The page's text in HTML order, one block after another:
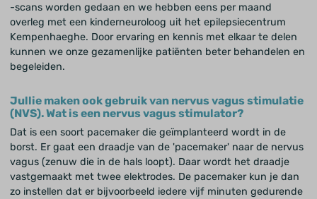
-scans worden gedaan en we hebben eens per maand
overleg met een kinderneuroloog uit het epilepsiecentrum
Kempenhaeghe. Door ervaring en kennis met elkaar te delen
kunnen we onze gezamenlijke patiënten beter behandelen en
begeleiden.
Jullie maken ook gebruik van nervus vagus stimulatie
(NVS). Wat is een nervus vagus stimulator?
Dat is een soort pacemaker die geïmplanteerd wordt in de
borst. Er gaat een draadje van de 'pacemaker' naar de nervus
vagus (zenuw die in de hals loopt). Daar wordt het draadje
vastgemaakt met twee elektrodes. De pacemaker kun je dan
zo instellen dat er bijvoorbeeld iedere vijf minuten gedurende